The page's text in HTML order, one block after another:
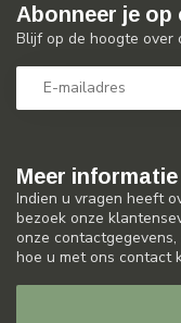
Meer informatie
Indien u vragen heeft
bezoek onze
onze
hoe u met ons contact
Abonneer je op
Blijf op de hoogte over